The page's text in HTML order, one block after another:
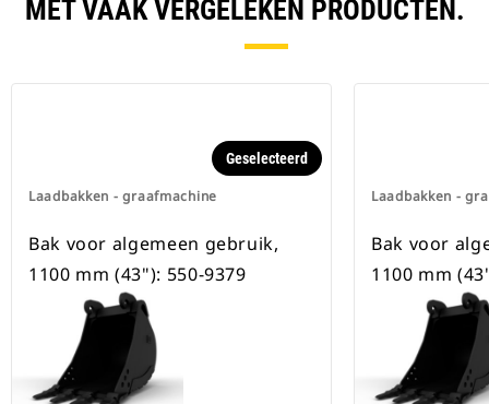
graafmachines op rupsbanden en
op wielen.
MET VAAK VERGELEKEN PRODUCTEN.
Laadbakken - graafmachine
Geselecteerd
Bak voor algemeen gebruik,
1100 mm (43"): 550-9379
Laadbakken -
Bak voor
1100 mm